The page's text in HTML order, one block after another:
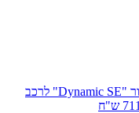
רמת הגימור (כניסה) החדשה "S" ורמת הגימור "Dynamic SE" לרכב